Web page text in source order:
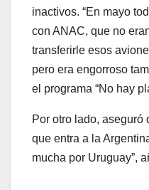
inactivos. “En mayo
con ANAC, que no
transferirle esos
pero era engorroso
el programa “No hay
Por otro lado, aseguró
que entra a la
mucha por Uruguay”,